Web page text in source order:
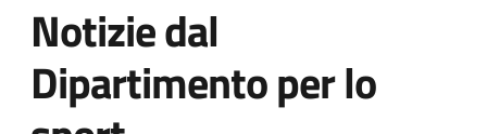
Notizie dal
Dipartimento per lo